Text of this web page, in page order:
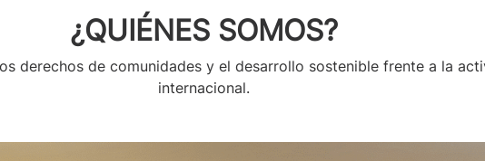
(MMC). Luego de ejercer
(anteriormente Minero
nueva compañía que se
Minera Tambo Grande S.A.
¿QUIÉNES SOMOS?
derechos de comunidades y el desarrollo sostenible frente a la
internacional.